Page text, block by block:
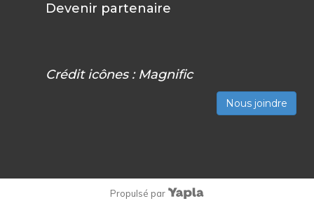
Devenir partenaire
Crédit icônes : Magnific
Nous joindre
Propulsé par